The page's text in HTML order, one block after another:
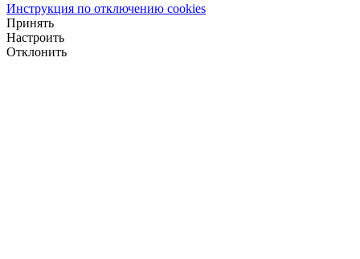
Инструкция по отключению cookies
Принять
Настроить
Отклонить